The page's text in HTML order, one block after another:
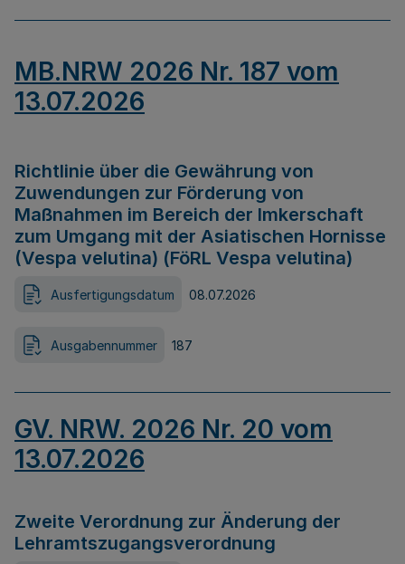
MB.NRW 2026 Nr. 187 vom
13.07.2026
Richtlinie über die Gewährung von
Zuwendungen zur Förderung von
Maßnahmen im Bereich der Imkerschaft
zum Umgang mit der Asiatischen Hornisse
(Vespa velutina) (FöRL Vespa velutina)
Ausfertigungsdatum 08.07.2026
Ausgabennummer 187
GV. NRW. 2026 Nr. 20 vom
13.07.2026
Zweite Verordnung zur Änderung der
Lehramtszugangsverordnung